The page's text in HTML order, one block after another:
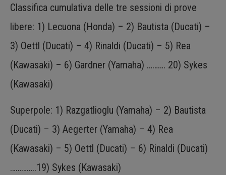
Classifica cumulativa delle tre sessioni di prove
libere: 1) Lecuona (Honda) – 2) Bautista (Ducati) –
3) Oettl (Ducati) – 4) Rinaldi (Ducati) – 5) Rea
(Kawasaki) – 6) Gardner (Yamaha) ………. 20) Sykes
(Kawasaki)
Superpole: 1) Razgatlioglu (Yamaha) – 2) Bautista
(Ducati) – 3) Aegerter (Yamaha) – 4) Rea
(Kawasaki) – 5) Oettl (Ducati) – 6) Rinaldi (Ducati)
…………..19) Sykes (Kawasaki)